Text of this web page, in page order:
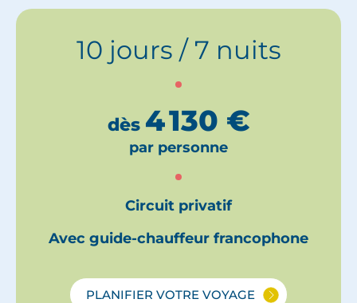
10 jours / 7 nuits
dès 4 130 €
par personne
Circuit privatif
Avec guide-chauffeur francophone
PLANIFIER VOTRE VOYAGE